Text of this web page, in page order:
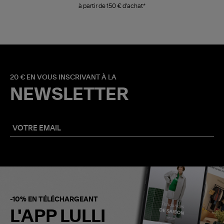
à partir de 150 € d'achat*
20 € EN VOUS INSCRIVANT À LA
NEWSLETTER
-10% EN TÉLÉCHARGEANT
L'APP LULLI